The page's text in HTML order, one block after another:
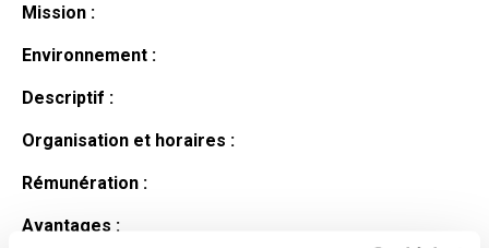
Mission :
Environnement :
Descriptif :
Organisation et horaires :
Rémunération :
Avantages :